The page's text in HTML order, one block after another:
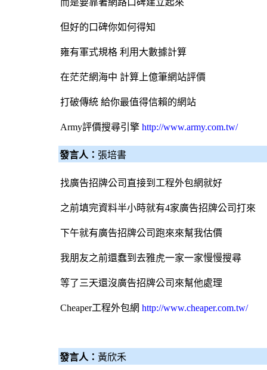
而是要靠著網路口碑建立起來
但好的口碑你如何得知
雍有軍式規格 利用大數據計算
在茫茫網海中 計算上億筆網站評價
打破傳統 給你最值得信賴的網站
Army評價搜尋引擎 http://www.army.com.tw/
發言人： 張培書
找廣告招牌公司直接到工程外包網就好
之前填完資料半小時就有4家廣告招牌公司打來
下午就有廣告招牌公司跑來來幫我估價
我朋友之前還蠢到去雅虎一家一家慢慢搜尋
等了三天還沒廣告招牌公司來幫他處理
Cheaper工程外包網 http://www.cheaper.com.tw/
發言人： 黃欣禾